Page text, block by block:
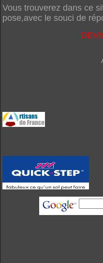
Vous trouverez dans ce
pose,avec le souci de
A votre